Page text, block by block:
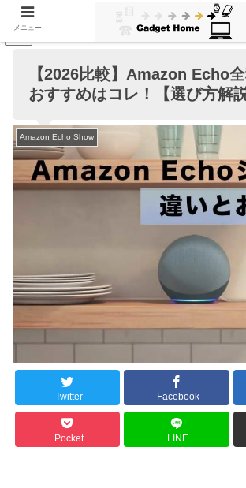
【2026比較】Amazon Echo
おすすめはコレ！【選び方解説
Amazon Echo Show
Twitter Facebook
Pocket LINE
メニュー